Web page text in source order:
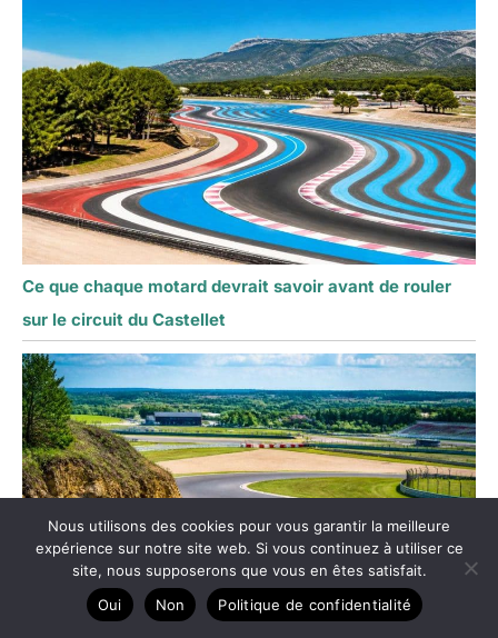
Ce que chaque motard devrait savoir avant de rouler
sur le circuit du Castellet
Nous utilisons des cookies pour vous garantir la meilleure
expérience sur notre site web. Si vous continuez à utiliser ce
site, nous supposerons que vous en êtes satisfait.
Oui
Non Politique de confidentialité